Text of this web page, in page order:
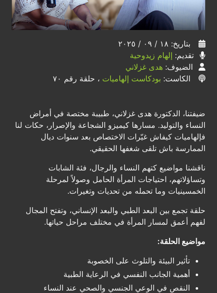
بتاريخ: ١٨ / ٠٩ / ٢٠٢٥
تقديم: إلهام زيدوحية
الضيوف: هدى غزلاني
الكاست: بودكاست إلهاميات ، حلقة رقم ٧٠
ضيفتنا، الدكتورة هدى غزلاني، طبيبة مختصة في أمراض
النساء والتوليد. مسارها كيميزو الشجاعة والإصرار، حكات لنا
فإلهاميات كيفاش غيّرات الاختصاص بعد سنوات ديال
الممارسة باش تلقى شغفها الحقيقي.
ناقشنا مواضيع كتهم النساء والرجال، فئة الشابات
وتساؤلاتهم، احتياجات المرأة الحامل وصولاً لمرحلة
الخمسينيات وما تحمله من تحديات وتغيرات.
حلقة تجمع بين البعد الطبي والبعد الإنساني، وتفتح المجال
لفهم أعمق لمسار المرأة في مختلف مراحل حياتها.
مواضيع الحلقة:
تأثير البيئة والتلوث على الخصوبة
أهمية الجانب النفسي في الرعاية الطبية
النقص في الوعي الجنسي والصحي عند النساء